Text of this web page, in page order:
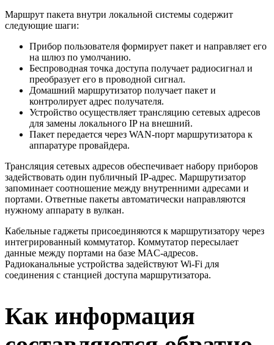
Маршрут пакета внутри локальной системы содержит
следующие шаги:
Прибор пользователя формирует пакет и направляет его
на шлюз по умолчанию.
Беспроводная точка доступа получает радиосигнал и
преобразует его в проводной сигнал.
Домашний маршрутизатор получает пакет и
контролирует адрес получателя.
Устройство осуществляет трансляцию сетевых адресов
для замены локального IP на внешний.
Пакет передается через WAN-порт маршрутизатора к
аппаратуре провайдера.
Трансляция сетевых адресов обеспечивает набору приборов
задействовать один публичный IP-адрес. Маршрутизатор
запоминает соотношение между внутренними адресами и
портами. Ответные пакеты автоматически направляются
нужному аппарату в вулкан.
Кабельные гаджеты присоединяются к маршрутизатору через
интегрированный коммутатор. Коммутатор пересылает
данные между портами на базе MAC-адресов.
Радиоканальные устройства задействуют Wi-Fi для
соединения с станцией доступа маршрутизатора.
Как информация